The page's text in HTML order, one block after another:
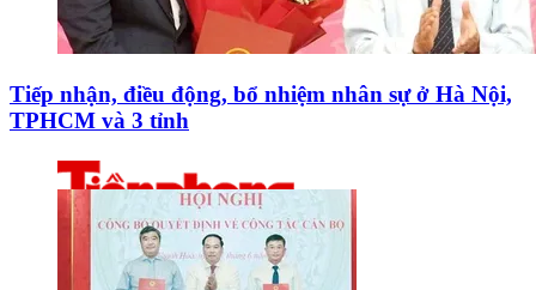
Tiếp nhận, điều động, bổ nhiệm nhân sự ở Hà Nội,
TPHCM và 3 tỉnh